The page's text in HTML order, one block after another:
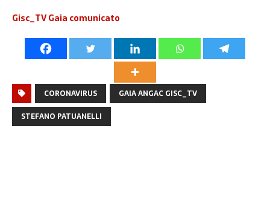
Gisc_TV Gaia comunicato
CORONAVIRUS
GAIA ANGAC GISC_TV
STEFANO PATUANELLI